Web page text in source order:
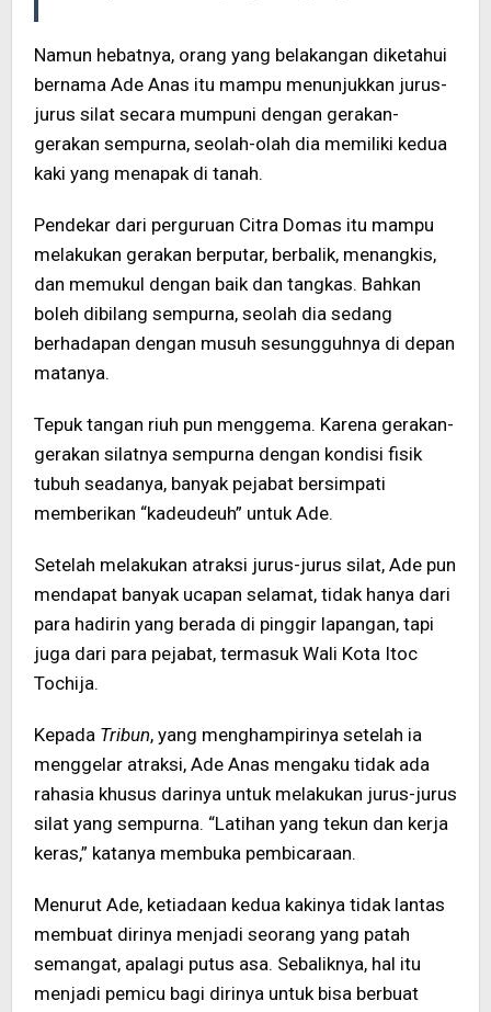
Namun hebatnya, orang yang belakangan diketahui
bernama Ade Anas itu mampu menunjukkan jurus-
jurus silat secara mumpuni dengan gerakan-
gerakan sempurna, seolah-olah dia memiliki kedua
kaki yang menapak di tanah.
Pendekar dari perguruan Citra Domas itu mampu
melakukan gerakan berputar, berbalik, menangkis,
dan memukul dengan baik dan tangkas. Bahkan
boleh dibilang sempurna, seolah dia sedang
berhadapan dengan musuh sesungguhnya di depan
matanya.
Tepuk tangan riuh pun menggema. Karena gerakan-
gerakan silatnya sempurna dengan kondisi fisik
tubuh seadanya, banyak pejabat bersimpati
memberikan “kadeudeuh” untuk Ade.
Setelah melakukan atraksi jurus-jurus silat, Ade pun
mendapat banyak ucapan selamat, tidak hanya dari
para hadirin yang berada di pinggir lapangan, tapi
juga dari para pejabat, termasuk Wali Kota Itoc
Tochija.
Kepada Tribun, yang menghampirinya setelah ia
menggelar atraksi, Ade Anas mengaku tidak ada
rahasia khusus darinya untuk melakukan jurus-jurus
silat yang sempurna. “Latihan yang tekun dan kerja
keras,” katanya membuka pembicaraan.
Menurut Ade, ketiadaan kedua kakinya tidak lantas
membuat dirinya menjadi seorang yang patah
semangat, apalagi putus asa. Sebaliknya, hal itu
menjadi pemicu bagi dirinya untuk bisa berbuat